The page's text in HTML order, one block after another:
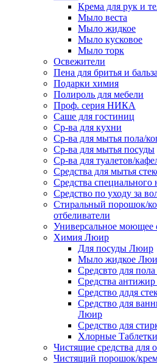
Крема для рук и
Мыло веста
Мыло жидкое
Мыло кусковое
Мыло торк
Освежители
Пена для бритья и
Подарки химия
Полироль для мебели
Проф. серия НИКА
Саше для гостиниц
Ср-ва для кухни
Ср-ва для мытья пола/
Ср-ва для мытья посуды
Ср-ва для туалетов/
Средства для мытья
Средства специального
Средство по уходу за
Стиральный порошок/
отбеливатели
Универсальное моющее
Химия Люир
Для посуды Люир
Мыло жидкое
Средсвто для
Средства
Средство длдя
Средство для
Люир
Средство для
Хлорные
Чистящие средства для
Чистящий порошок/